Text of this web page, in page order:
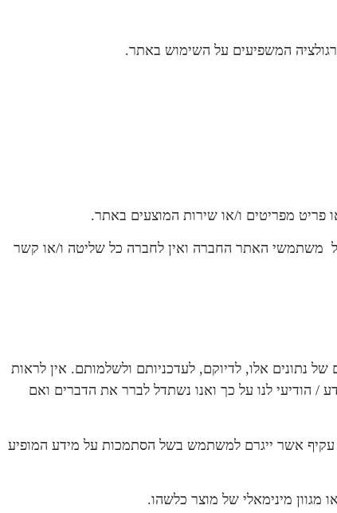
המשפיעים על השימוש באתר.
פריט מפריטים ו/או שירות המוצעים באתר.
של משתמשי האתר החברה ואין לחברה כל שליטה ו/או קשר
נתונים אלו, לדיוקם, לעדכניותם ולשלמותם. אין לראות
הודיעי לנו על כך ואנו נשתדל לברר את הדברים ואם
עקיף אשר ייגרם למשתמש בשל הסתמכות על מידע המופיע
מינימאלי של מוצר כלשהו.